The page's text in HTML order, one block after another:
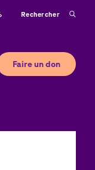
Rechercher
Faire un don